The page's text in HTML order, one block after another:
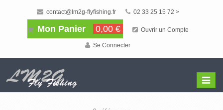
contact@lm2g-flyfishing.fr 02 33 25 15 72 >
Mon Panier 0,00 € Ouvrir un Compte
Se Connecter
Menu